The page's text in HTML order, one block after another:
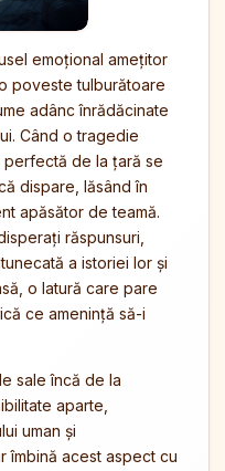
emoțional amețitor
o poveste tulburătoare
adânc înrădăcinate
Când o tragedie
perfectă de la țară se
dispare, lăsând în
apăsător de teamă.
răspunsuri,
a istoriei lor și
o latură care pare
ce amenință să-i
sale încă de la
aparte,
uman și
îmbină acest aspect cu